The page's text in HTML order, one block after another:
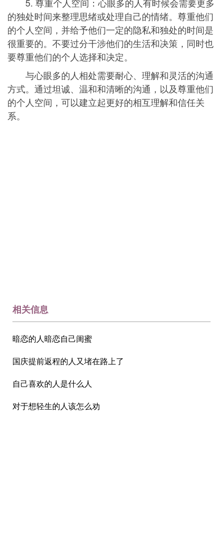
的独处时间来整理思绪或处理自己的情绪。尊重他们
的个人空间，并给予他们一定的隐私和独处的时间是
很重要的。不要过分干涉他们的生活和决策，同时也
要尊重他们的个人选择和决定。
与心眼多的人相处需要耐心、理解和灵活的沟通
方式。通过坦诚、温和和清晰的沟通，以及尊重他们
的个人空间，可以建立起更好的相互理解和信任关
系。
相关信息
暗恋的人暗恋自己闺蜜
国庆提前返程的人又堵在路上了
自己喜欢的人是什么人
对于想轻生的人该怎么劝